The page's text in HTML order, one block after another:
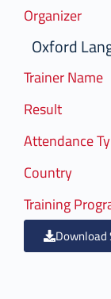
Organizer
Oxford
Trainer Name
Result
Attendance
Country
Training